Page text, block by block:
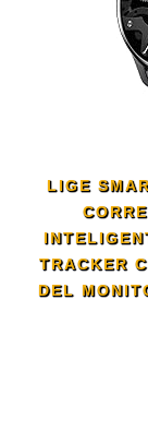
LIGE
TRACKER
DEL